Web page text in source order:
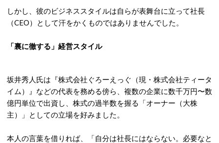
しかし、彼のビジネススタイルは自らが表舞台に立って社長
（CEO）として汗をかくものではありませんでした。
「裏に徹する」経営スタイル
坂井秀人氏は『株式会社ぐろーえっぐ（現・株式会社ティータ
イム）』などの代表を務める傍ら、複数の企業に数千万円〜数
億円単位で出資し、株式の過半数を握る「オーナー（大株
主）」としての立場を好みました。
本人の言葉を借りれば、「自分は社長にはならない。必要なと